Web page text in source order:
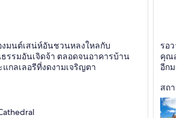
งมนต์เสน่ห์อันชวนหลงใหลกับ
รรมอันเจิดจ้า ตลอดจนอาคารบ้าน
กลเลอรีที่งดงามเจริญตา
เมือง
รอวา
คุณอ
อีกมา
สถา